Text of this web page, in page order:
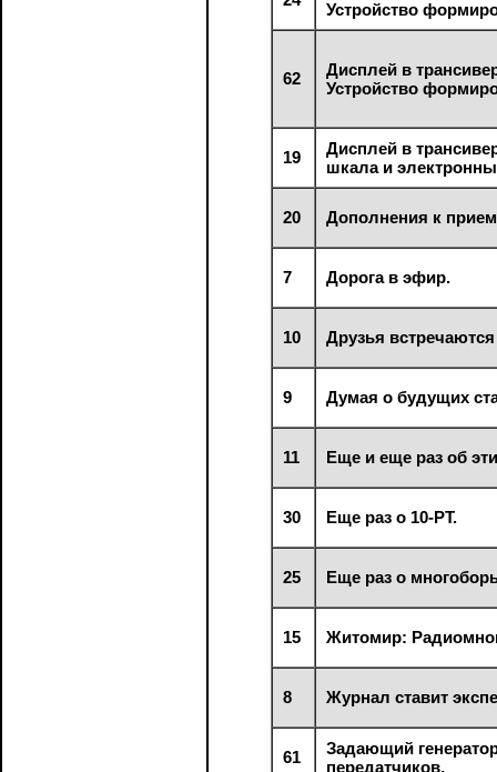
Устройство
62
Дисплей в
Устройство
19
Дисплей в
шкала и
20 Дополнения к
7 Дорога в эфир.
10 Друзья
9 Думая о будущих
11 Еще и еще раз об
30 Еще раз о 10-РТ.
25 Еще раз о
15 Житомир:
8 Журнал ставит
61
Задающий
передатчиков.